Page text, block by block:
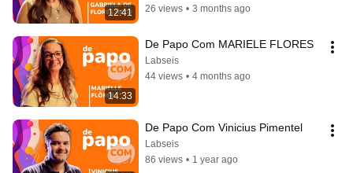
12:41
26 views • 3 months ago
14:33
De Papo Com MARIELE FLORES
Labseis
44 views • 4 months ago
De Papo Com Vinicius Pimentel
Labseis
86 views • 1 year ago